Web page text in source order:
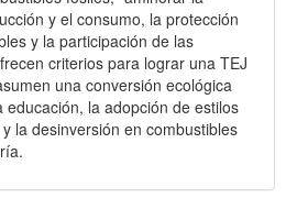
y el consumo, la protección
y la participación de las
criterios para lograr una TEJ
una conversión ecológica
educación, la adopción de estilos
la desinversión en combustibles